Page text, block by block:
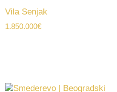
Vila Senjak
1.850.000€